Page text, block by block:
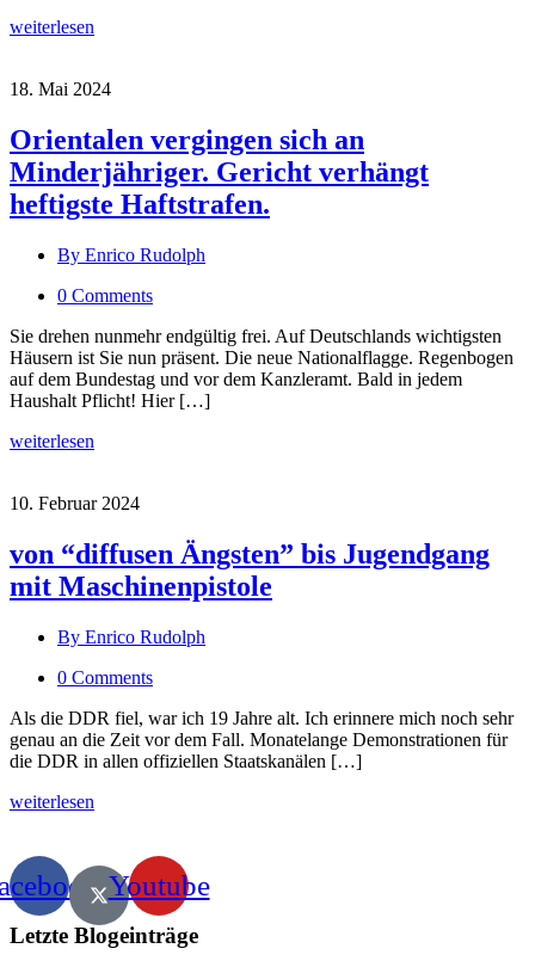
weiterlesen
18. Mai 2024
Orientalen vergingen sich an
Minderjähriger. Gericht verhängt
heftigste Haftstrafen.
By Enrico Rudolph
0 Comments
Sie drehen nunmehr endgültig frei. Auf Deutschlands wichtigsten
Häusern ist Sie nun präsent. Die neue Nationalflagge. Regenbogen
auf dem Bundestag und vor dem Kanzleramt. Bald in jedem
Haushalt Pflicht! Hier […]
weiterlesen
10. Februar 2024
von “diffusen Ängsten” bis Jugendgang
mit Maschinenpistole
By Enrico Rudolph
0 Comments
Als die DDR fiel, war ich 19 Jahre alt. Ich erinnere mich noch sehr
genau an die Zeit vor dem Fall. Monatelange Demonstrationen für
die DDR in allen offiziellen Staatskanälen […]
weiterlesen
Youtube
Letzte Blogeinträge